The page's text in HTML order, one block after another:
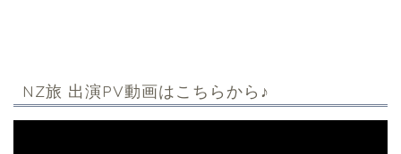
NZ旅 出演PV動画はこちらから♪